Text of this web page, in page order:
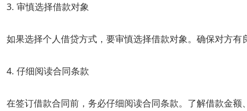
3. 审慎选择借款对象
如果选择个人借贷方式，要审慎选择借款对象。确保对方有
4. 仔细阅读合同条款
在签订借款合同前，务必仔细阅读合同条款。了解借款金